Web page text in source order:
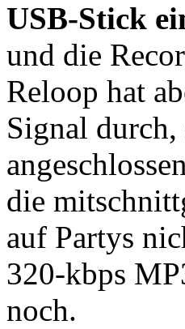
USB-Stick
und die
Reloop hat
Signal
die
auf Partys
320-kbps
noch.